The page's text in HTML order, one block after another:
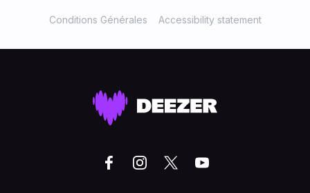
Conditions Générales Accessibility statement